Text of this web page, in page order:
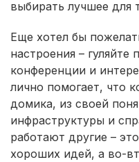
выбирать лучшее для
Еще хотел бы
настроения –
конференции и
лично помогает, что
домика, из своей
инфраструктуры и
работают другие –
хороших идей, а во-